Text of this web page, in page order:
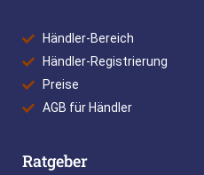
Händler-Bereich
Händler-Registrierung
Preise
AGB für Händler
Ratgeber